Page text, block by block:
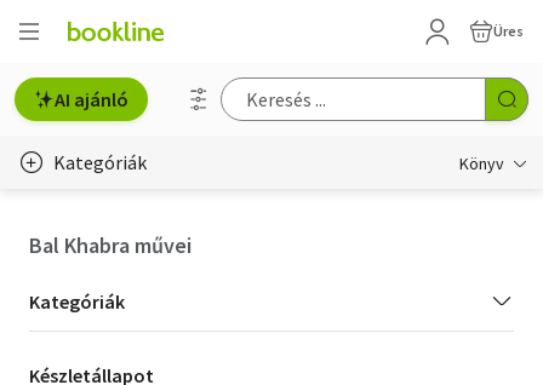
Üres
AI ajánló
Kategóriák Könyv
Hobbi, szabadidő
Bal Khabra művei
Kategória
szűrés
Kategóriák
Készletállapot
Készletállapot